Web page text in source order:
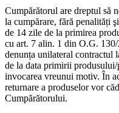
Cumpărătorul are dreptul să
la cumpărare, fără penalități
de 14 zile de la primirea
cu art. 7 alin. 1 din O.G.
denunța unilateral contractul
de la data primirii
invocarea vreunui motiv. În
returnare a produselor vor
Cumpărătorului.